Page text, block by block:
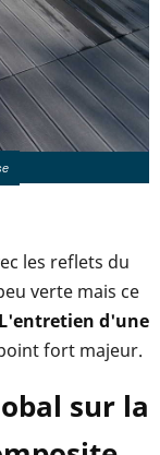
les reflets du
verte mais ce
L'entretien d'une
fort majeur.
sur la